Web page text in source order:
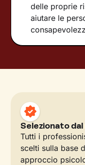
delle proprie
aiutare le
Selezionato
Tutti i
scelti sulla base
approccio